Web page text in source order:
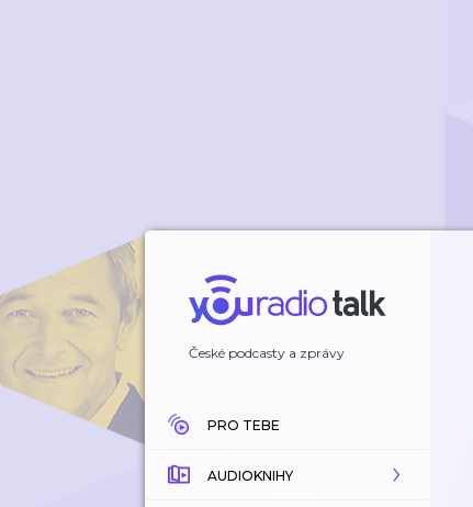
České podcasty a zprávy
PRO TEBE
AUDIOKNIHY